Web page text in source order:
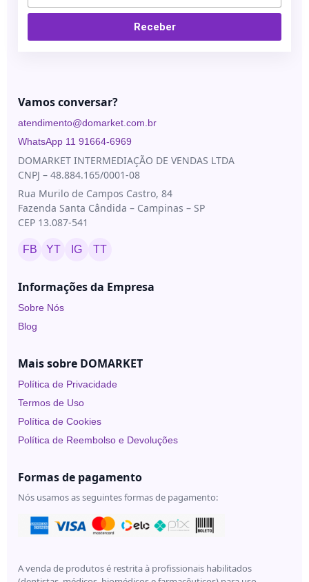
Cristália
Merz
Neauvia
Rennova
Revanesse
Toskani
Skin
Biorremodelador
Fios de
Preenchedores
Toxinas
Receber
Vamos conversar?
atendimento@domarket.com.br
WhatsApp 11 91664-6969
DOMARKET INTERMEDIAÇÃO DE VENDAS LTDA
CNPJ – 48.884.165/0001-08
Rua Murilo de Campos Castro, 84
Fazenda Santa Cândida – Campinas – SP
CEP 13.087-541
FB YT IG TT
Informações da Empresa
Sobre Nós
Blog
Mais sobre DOMARKET
Política de Privacidade
Termos de Uso
Política de Cookies
Política de Reembolso e Devoluções
Formas de pagamento
Nós usamos as seguintes formas de pagamento:
A venda de produtos é restrita à profissionais habilitados